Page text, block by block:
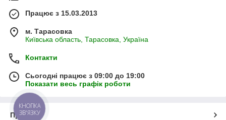
Працює з 15.03.2013
м. Тарасовка
Київська область, Тарасовка, Україна
Контакти
Сьогодні працює з 09:00 до 19:00
Показати весь графік роботи
Про нас
КНОПКА
ЗВ'ЯЗКУ